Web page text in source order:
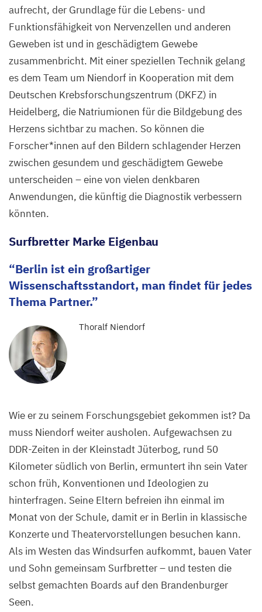
aufrecht, der Grundlage für die Lebens- und
Funktionsfähigkeit von Nervenzellen und anderen
Geweben ist und in geschädigtem Gewebe
zusammenbricht. Mit einer speziellen Technik gelang
es dem Team um Niendorf in Kooperation mit dem
Deutschen Krebsforschungszentrum (DKFZ) in
Heidelberg, die Natriumionen für die Bildgebung des
Herzens sichtbar zu machen. So können die
Forscher*innen auf den Bildern schlagender Herzen
zwischen gesundem und geschädigtem Gewebe
unterscheiden – eine von vielen denkbaren
Anwendungen, die künftig die Diagnostik verbessern
könnten.
Surfbretter Marke Eigenbau
Berlin ist ein großartiger
Wissenschaftsstandort, man findet für jedes
Thema Partner.
Thoralf Niendorf
Wie er zu seinem Forschungsgebiet gekommen ist? Da
muss Niendorf weiter ausholen. Aufgewachsen zu
DDR-Zeiten in der Kleinstadt Jüterbog, rund 50
Kilometer südlich von Berlin, ermuntert ihn sein Vater
schon früh, Konventionen und Ideologien zu
hinterfragen. Seine Eltern befreien ihn einmal im
Monat von der Schule, damit er in Berlin in klassische
Konzerte und Theatervorstellungen besuchen kann.
Als im Westen das Windsurfen aufkommt, bauen Vater
und Sohn gemeinsam Surfbretter – und testen die
selbst gemachten Boards auf den Brandenburger
Seen.